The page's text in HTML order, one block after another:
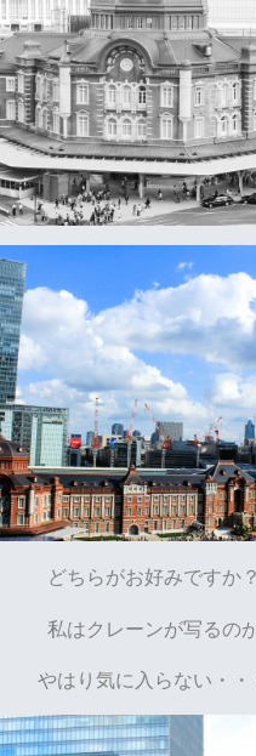
どちらがお好みですか？
私はクレーンが写るの
やはり気に入らない・・